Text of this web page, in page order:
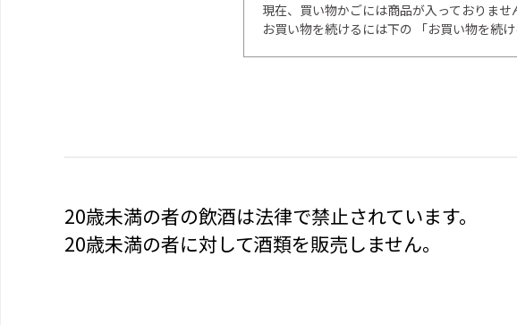
現在、買い物かごには商品が入っておりませ
お買い物を続けるには下の 「お買い物を続
20歳未満の者の飲酒は法律で禁止されています。
20歳未満の者に対して酒類を販売しません。